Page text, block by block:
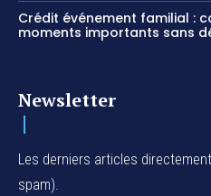
Crédit événement familial :
moments importants sans
Newsletter
Les derniers articles
spam).